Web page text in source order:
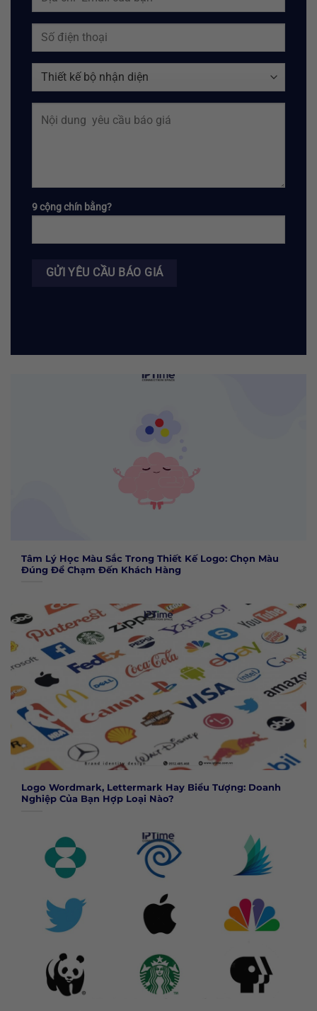
9 cộng chín bằng?
Tâm Lý Học Màu Sắc Trong Thiết Kế Logo: Chọn Màu
Đúng Để Chạm Đến Khách Hàng
Logo Wordmark, Lettermark Hay Biểu Tượng: Doanh
Nghiệp Của Bạn Hợp Loại Nào?